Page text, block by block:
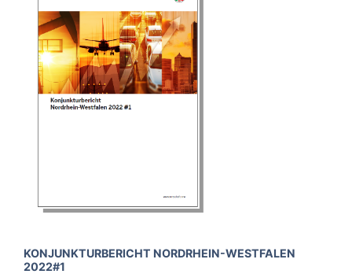
BROSCHÜRE:
KONJUNKTURBERICHT NORDRHEIN-WESTFALEN
2022#1